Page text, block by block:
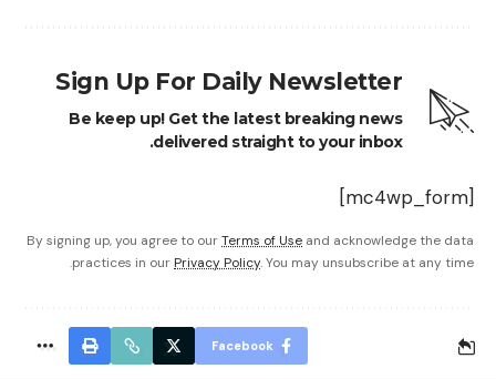
Sign Up For Daily Newsletter
Be keep up! Get the latest breaking news
delivered straight to your inbox.
[mc4wp_form]
By signing up, you agree to ourTerms of Use and acknowledge the data
practices in our Privacy Policy. You may unsubscribe at any time.
Facebook